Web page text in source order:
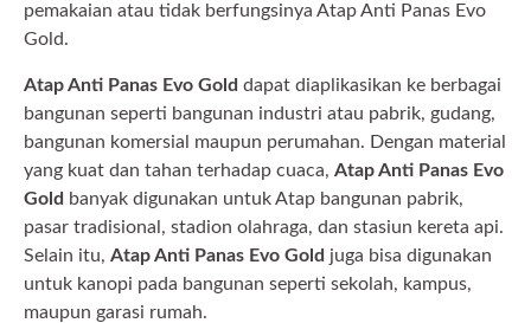
pemakaian atau tidak berfungsinya Atap Anti Panas Evo
Gold.
Atap Anti Panas Evo Gold dapat diaplikasikan ke berbagai
bangunan seperti bangunan industri atau pabrik, gudang,
bangunan komersial maupun perumahan. Dengan material
yang kuat dan tahan terhadap cuaca, Atap Anti Panas Evo
Gold banyak digunakan untuk Atap bangunan pabrik,
pasar tradisional, stadion olahraga, dan stasiun kereta api.
Selain itu, Atap Anti Panas Evo Gold juga bisa digunakan
untuk kanopi pada bangunan seperti sekolah, kampus,
maupun garasi rumah.